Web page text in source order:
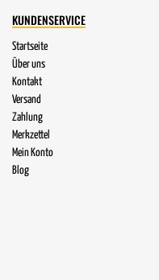
KUNDENSERVICE
Startseite
Über uns
Kontakt
Versand
Zahlung
Merkzettel
Mein Konto
Blog